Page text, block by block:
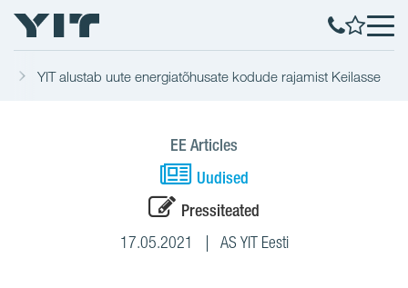
YIT alustab uute energiatõhusate kodude rajamist Keilasse
EE Articles
Uudised
Pressiteated
17.05.2021 AS YIT Eesti